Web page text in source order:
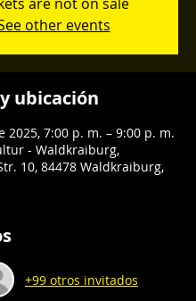
other events
ubicación
2025, 7:00 p. m. – 9:00 p. m.
- Waldkraiburg,
10, 84478 Waldkraiburg,
+99 otros invitados